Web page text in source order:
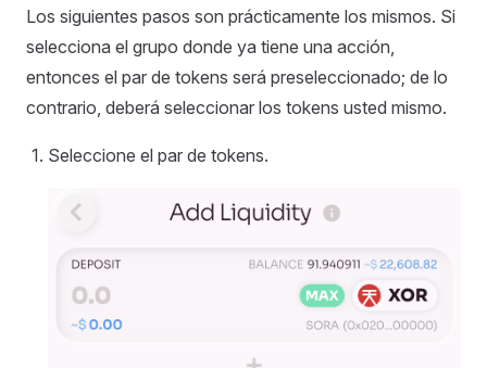
Los siguientes pasos son prácticamente los mismos. Si
selecciona el grupo donde ya tiene una acción,
entonces el par de tokens será preseleccionado; de lo
contrario, deberá seleccionar los tokens usted mismo.
Seleccione el par de tokens.